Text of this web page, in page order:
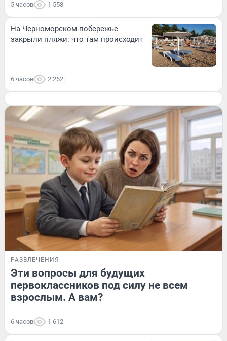
5 часов 1 558
На Черноморском побережье
закрыли пляжи: что там происходит
6 часов 2 262
РАЗВЛЕЧЕНИЯ
Эти вопросы для будущих
первоклассников под силу не всем
взрослым. А вам?
6 часов 1 612